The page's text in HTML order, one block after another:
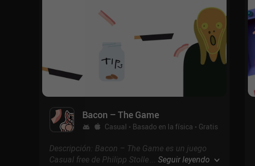
Bacon – The Game
Casual Basado en la física Gratis
Descripción: Bacon – The Game es un juego
Casual free de Philipp Stollenmayer con
... Seguir leyendo